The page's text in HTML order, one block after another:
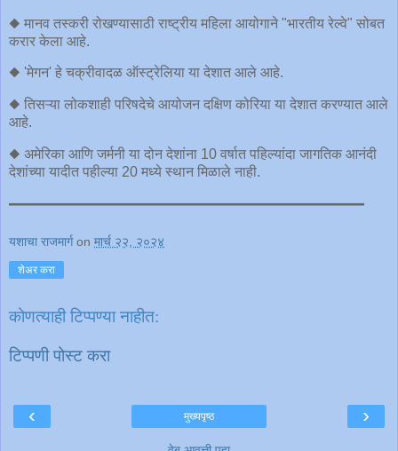
◆ मानव तस्करी रोखण्यासाठी राष्ट्रीय महिला आयोगाने "भारतीय रेल्वे" सोबत
करार केला आहे.
◆ 'मेगन' हे चक्रीवादळ ऑस्ट्रेलिया या देशात आले आहे.
◆ तिसऱ्या लोकशाही परिषदेचे आयोजन दक्षिण कोरिया या देशात करण्यात आले
आहे.
◆ अमेरिका आणि जर्मनी या दोन देशांना 10 वर्षात पहिल्यांदा जागतिक आनंदी
देशांच्या यादीत पहील्या 20 मध्ये स्थान मिळाले नाही.
━━━━━━━━━━━━━━━━━━━━━━━━━
यशाचा राजमार्ग on मार्च २२, २०२४
शेअर करा
कोणत्याही टिप्पण्‍या नाहीत:
टिप्पणी पोस्ट करा
‹ ›
मुख्यपृष्ठ